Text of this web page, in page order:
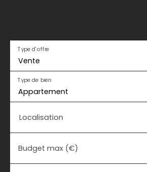
Vente
Type d'offre
Appartement
Type de bien
Localisation
Budget max (€)